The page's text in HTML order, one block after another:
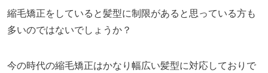
縮毛矯正をしていると髪型に制限があると思っている方も
多いのではないでしょうか？
今の時代の縮毛矯正はかなり幅広い髪型に対応しておりで